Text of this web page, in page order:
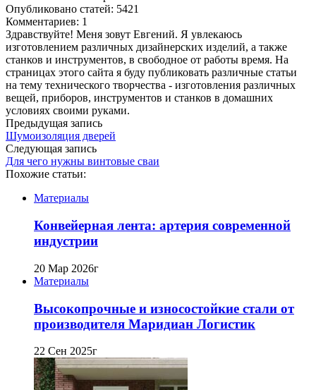
Опубликовано статей: 5421
Комментариев: 1
Здравствуйте! Меня зовут Евгений. Я увлекаюсь
изготовлением различных дизайнерских изделий, а также
станков и инструментов, в свободное от работы время. На
страницах этого сайта я буду публиковать различные статьи
на тему технического творчества - изготовления различных
вещей, приборов, инструментов и станков в домашних
условиях своими руками.
Предыдущая запись
Шумоизоляция дверей
Следующая запись
Для чего нужны винтовые сваи
Похожие статьи:
Материалы
Конвейерная лента: артерия современной
индустрии
20 Мар 2026г
Материалы
Высокопрочные и износостойкие стали от
производителя Маридиан Логистик
22 Сен 2025г